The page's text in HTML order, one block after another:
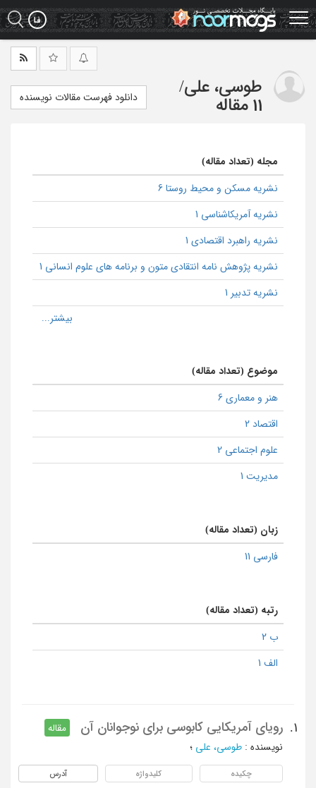
Skip
to
main
طوسی، علی/
11 مقاله
دانلود فهرست مقالات نویسنده
مجله (تعداد مقاله)
نشریه مسکن و محیط روستا 6
نشریه آمریکاشناسی 1
نشریه راهبرد اقتصادی 1
نشریه پژوهش نامه انتقادی متون و برنامه های علوم انسانی 1
نشریه تدبیر 1
موضوع (تعداد مقاله)
هنر و معماری 6
اقتصاد 2
علوم اجتماعی 2
مدیریت 1
زبان (تعداد مقاله)
فارسی 11
رتبه (تعداد مقاله)
ب 2
الف 1
1. رویای آمریکایی کابوسی برای نوجوانان آن
مقاله
نویسنده : طوسی، علی ؛
چکیده کلیدواژه آدرس